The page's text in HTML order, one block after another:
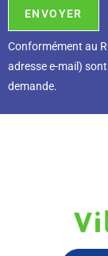
Conformément au
adresse e-mail)
demande.